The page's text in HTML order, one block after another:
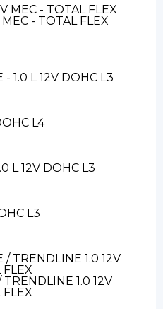
MEC - TOTAL FLEX
MEC - TOTAL FLEX
1.0 L 12V DOHC L3
L4
L 12V DOHC L3
L3
TRENDLINE 1.0 12V
FLEX
1.0 12V
FLEX